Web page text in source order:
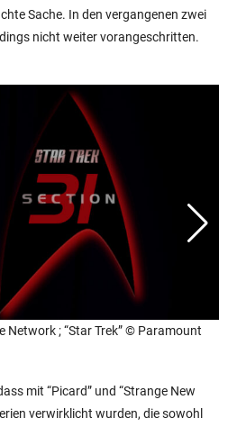
Sache. In den vergangenen zwei
nicht weiter vorangeschritten.
Network ; “Star Trek” © Paramount
mit “Picard” und “Strange New
verwirklicht wurden, die sowohl